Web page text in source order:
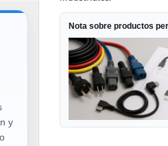
Nota sobre productos
y